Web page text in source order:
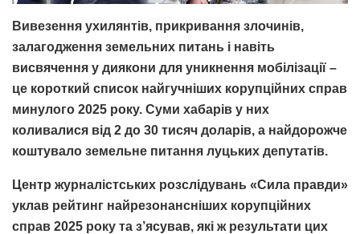
Вивезення ухилянтів, прикривання злочинів,
залагодження земельних питань і навіть
висвячення у диякони для уникнення мобілізації –
це короткий список найгучніших корупційних справ
минулого 2025 року. Суми хабарів у них
коливалися від 2 до 30 тисяч доларів, а найдорожче
коштувало земельне питання луцьких депутатів.
Центр журналістських розслідувань «Сила правди»
уклав рейтинг найрезонансніших корупційних
справ 2025 року та з’ясував, які ж результати цих